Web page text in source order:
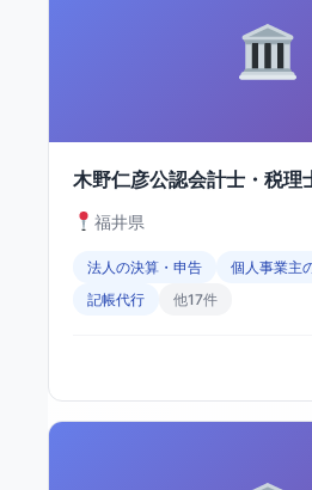
木野仁彦公認会計士・税理
福井県
法人の決算・申告
個人事業主
記帳代行
他17件